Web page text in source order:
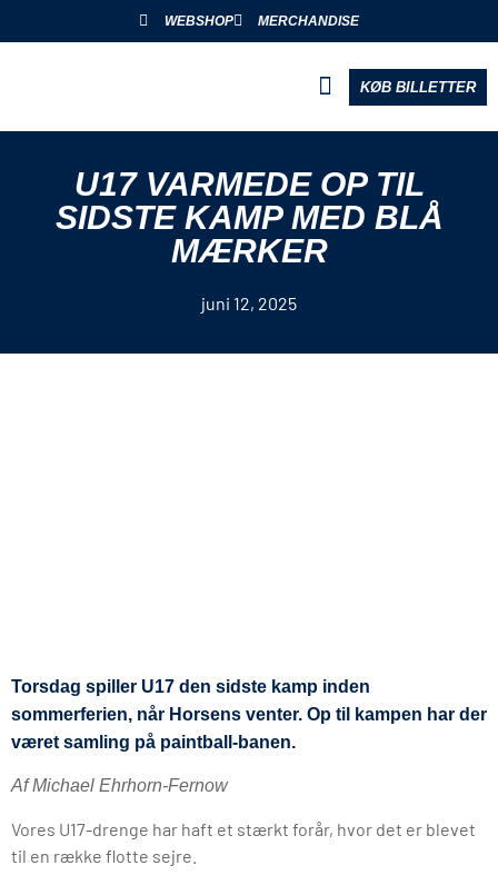
WEBSHOP MERCHANDISE
KØB BILLETTER
U17 VARMEDE OP TIL
SIDSTE KAMP MED BLÅ
MÆRKER
juni 12, 2025
Torsdag spiller U17 den sidste kamp inden
sommerferien, når Horsens venter. Op til kampen har der
været samling på paintball-banen.
Af Michael Ehrhorn-Fernow
Vores U17-drenge har haft et stærkt forår, hvor det er blevet
til en række flotte sejre.